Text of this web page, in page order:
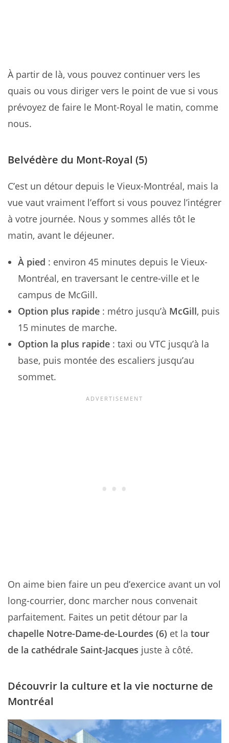
À partir de là, vous pouvez continuer vers les
quais ou vous diriger vers le point de vue si vous
prévoyez de faire le Mont-Royal le matin, comme
nous.
Belvédère du Mont-Royal (5)
C’est un détour depuis le Vieux-Montréal, mais la
vue vaut vraiment l’effort si vous pouvez l’intégrer
à votre journée. Nous y sommes allés tôt le
matin, avant le déjeuner.
À pied : environ 45 minutes depuis le Vieux-
Montréal, en traversant le centre-ville et le
campus de McGill.
Option plus rapide : métro jusqu’à McGill, puis
15 minutes de marche.
Option la plus rapide : taxi ou VTC jusqu’à la
base, puis montée des escaliers jusqu’au
sommet.
On aime bien faire un peu d’exercice avant un vol
long-courrier, donc marcher nous convenait
parfaitement. Faites un petit détour par la
chapelle Notre-Dame-de-Lourdes (6) et la tour
de la cathédrale Saint-Jacques juste à côté.
Découvrir la culture et la vie nocturne de
Montréal